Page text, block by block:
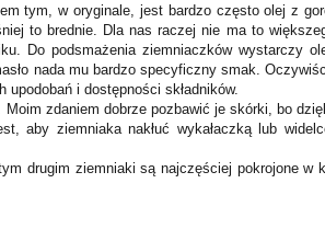
tym, w oryginale, jest bardzo często olej z
to brednie. Dla nas raczej nie ma to
Do podsmażenia ziemniaczków wystarczy
nada mu bardzo specyficzny smak.
i dostępności składników.
zdaniem dobrze pozbawić je skórki, bo
aby ziemniaka nakłuć wykałaczką lub
drugim ziemniaki są najczęściej pokrojone w